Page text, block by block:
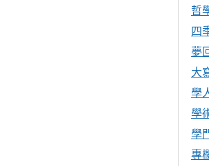
哲
四
夢
大
學
學
學
專